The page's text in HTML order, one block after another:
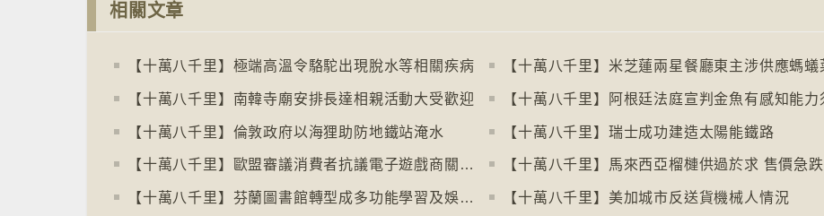
相關文章
【十萬八千里】極端高溫令駱駝出現脫水等相關疾病
【十萬八千里】南韓寺廟安排長達相親活動大受歡迎
【十萬八千里】倫敦政府以海狸助防地鐵站淹水 【十萬八千里】瑞士成功建造太陽能鐵路
【十萬八千里】歐盟審議消費者抗議電子遊戲商關閉伺服器 【十萬八千里】馬來西亞榴槤供過於求 售價急跌
【十萬八千里】芬蘭圖書館轉型成多功能學習及娛樂中心 【十萬八千里】美加城市反送貨機械人情況